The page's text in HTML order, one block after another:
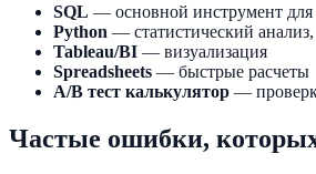
SQL — основной инструмент для
Python — статистический
Tableau/BI — визуализация
Spreadsheets — быстрые расчеты
A/B тест калькулятор —
Частые ошибки,